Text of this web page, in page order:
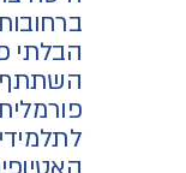
הבלתי
השתתף